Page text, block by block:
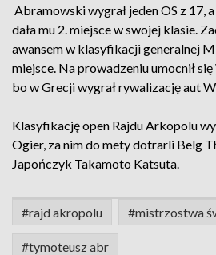
Abramowski wygrał jeden OS z 17,
dała mu 2. miejsce w swojej klasie.
awansem w klasyfikacji generalnej
miejsce. Na prowadzeniu umocnił
bo w Grecji wygrał rywalizację aut
Klasyfikację open Rajdu Arkopolu
Ogier, za nim do mety dotrarli Belg
Japończyk Takamoto Katsuta.
#rajd akropolu #mistrzostwa
#tymoteusz abr